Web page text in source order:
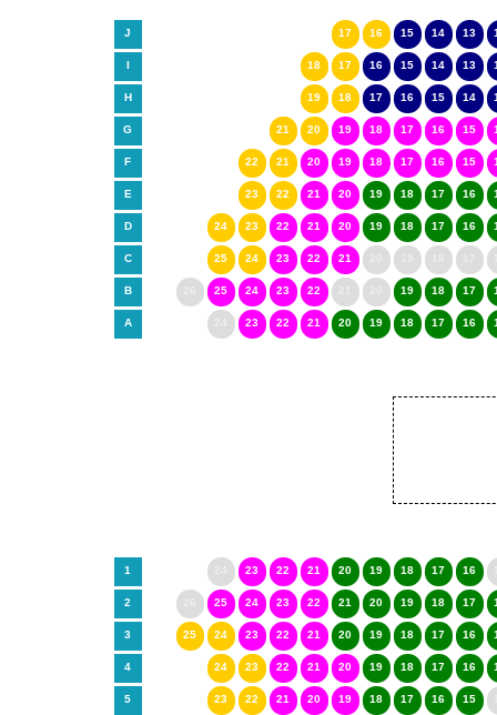
J 17 16 15 14 13
I 18 17 16 15 14 13
H 19 18 17 16 15 14
G 21 20 19 18 17 16 15
F 22 21 20 19 18 17 16 15
E 23 22 21 20 19 18 17 16
D 24 23 22 21 20 19 18 17 16
C 25 24 23 22 21
B 25 24 23 22 19 18 17
A 23 22 21 20 19 18 17 16
1 23 22 21 20 19 18 17 16
2 25 24 23 22 21 20 19 18 17
3 25 24 23 22 21 20 19 18 17 16
4 24 23 22 21 20 19 18 17 16
5 23 22 21 20 19 18 17 16 15